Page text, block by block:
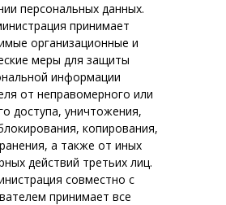
персональных данных.
принимает
организационные и
меры для защиты
информации
от неправомерного или
доступа, уничтожения,
копирования,
а также от иных
действий третьих лиц.
совместно с
принимает все